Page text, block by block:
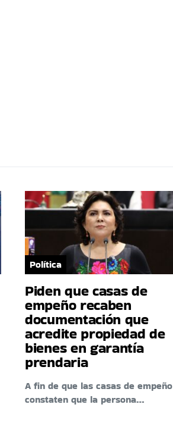
Política
Piden que casas de
empeño recaben
documentación que
acredite propiedad de
bienes en garantía
prendaria
A fin de que las casas de empeño
constaten que la persona…